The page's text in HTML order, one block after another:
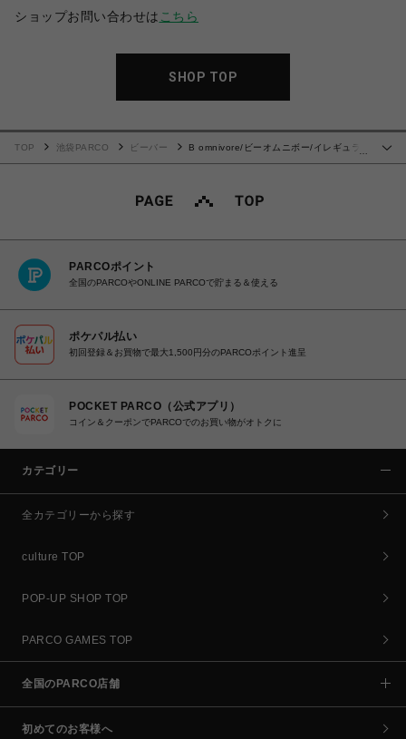
ショップお問い合わせは こちら
SHOP TOP
TOP 池袋PARCO ビーバー
B omnivore/ビーオムニボー/イレギュラ
PARCOポイント
全国のPARCOやONLINE PARCOで貯まる＆使える
ポケパル払い
初回登録＆お買物で最大1,500円分のPARCOポイント進呈
POCKET PARCO（公式アプリ）
コイン＆クーポンでPARCOでのお買い物がオトクに
カテゴリー
全カテゴリーから探す
culture TOP
POP-UP SHOP TOP
PARCO GAMES TOP
全国のPARCO店舗
初めてのお客様へ